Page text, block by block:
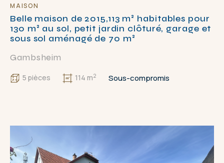
MAISON
Belle maison de 2015,113 m² habitables pour
130 m² au sol, petit jardin clôturé, garage et
sous sol aménagé de 70 m²
Gambsheim
5 pièces 114 m2 Sous-compromis